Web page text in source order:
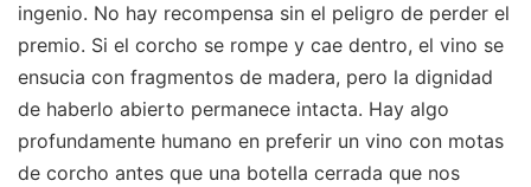
ingenio. No hay recompensa sin el peligro de perder el
premio. Si el corcho se rompe y cae dentro, el vino se
ensucia con fragmentos de madera, pero la dignidad
de haberlo abierto permanece intacta. Hay algo
profundamente humano en preferir un vino con motas
de corcho antes que una botella cerrada que nos